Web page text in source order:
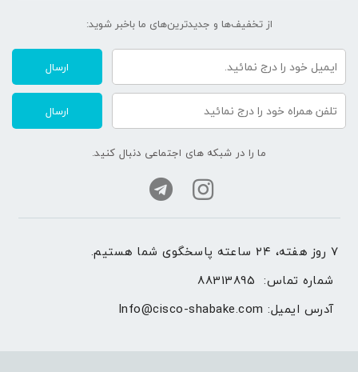
از تخفیف‌ها و جدیدترین‌های ما‌ باخبر شوید:
ارسال
ارسال
ما را در شبکه های اجتماعی دنبال کنید.
۷ روز هفته، ۲۴ ساعته پاسخگوی شما هستیم.
شماره تماس: 88313895
آدرس ایمیل: Info@cisco-shabake.com